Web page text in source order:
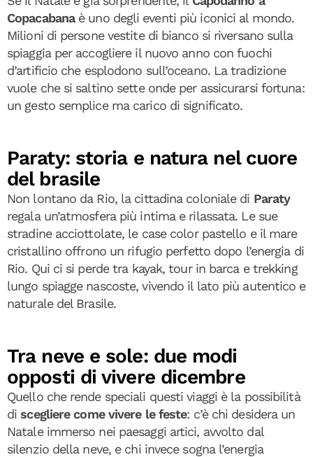
Copacabanaè uno degli eventi più iconici al mondo.
Milioni di persone vestite di bianco si riversano sulla
spiaggia per accogliere il nuovo anno con fuochi
d’artificio che esplodono sull’oceano. La tradizione
vuole che si saltino sette onde per assicurarsi fortuna:
un gesto semplice ma carico di significato.
Paraty: storia e natura nel cuore
del brasile
Non lontano da Rio, la cittadina coloniale di Paraty
regala un’atmosfera più intima e rilassata. Le sue
stradine acciottolate, le case color pastello e il mare
cristallino offrono un rifugio perfetto dopo l’energia di
Rio. Qui ci si perde tra kayak, tour in barca e trekking
lungo spiagge nascoste, vivendo il lato più autentico e
naturale del Brasile.
Tra neve e sole: due modi
opposti di vivere dicembre
Quello che rende speciali questi viaggi è la possibilità
discegliere come vivere le feste: c’è chi desidera un
Natale immerso nei paesaggi artici, avvolto dal
silenzio della neve, e chi invece sogna l’energia